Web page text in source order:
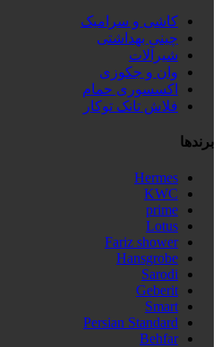
کاشی و سرامیک
چینی بهداشتی
شیرآلات
وان و جکوزی
اکسسوری حمام
فلاش تانک توکار
برندها
Hermes
KWC
prime
Lotus
Fariz shower
Hansgrobe
Sarodi
Geberit
Smart
Persian Standard
Behfar